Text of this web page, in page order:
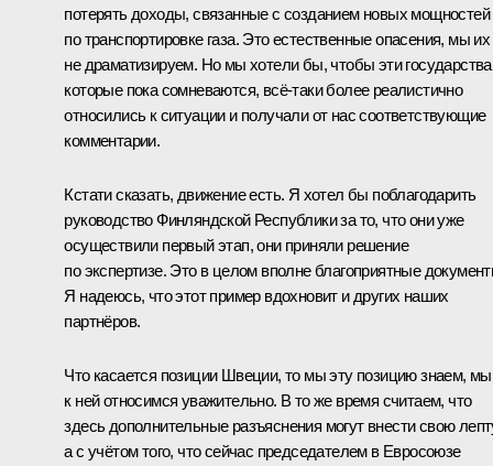
потерять доходы, связанные с созданием новых мощностей
по транспортировке газа. Это естественные опасения, мы их
не драматизируем. Но мы хотели бы, чтобы эти
которые пока сомневаются, всё‑таки более реалистично
относились к ситуации и получали от нас соответствующие
комментарии.
Кстати сказать, движение есть. Я хотел бы поблагодарить
руководство Финляндской Республики за то, что они уже
осуществили первый этап, они приняли решение
по экспертизе. Это в целом вполне благоприятные
Я надеюсь, что этот пример вдохновит и других наших
партнёров.
Что касается позиции Швеции, то мы эту позицию знаем, мы
к ней относимся уважительно. В то же время считаем, что
здесь дополнительные разъяснения могут внести свою
а с учётом того, что сейчас председателем в Евросоюзе